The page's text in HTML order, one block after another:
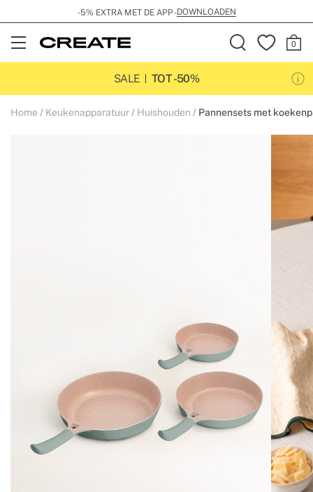
-5% EXTRA MET DE APP -DOWNLOADEN
Open
Menu
SALE
TOT -50%
Home Keukenapparatuur Huishouden Pannensets met